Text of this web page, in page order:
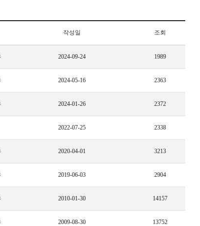
작성일 조회
2024-09-24 1989
2024-05-16 2363
2024-01-26 2372
2022-07-25 2338
2020-04-01 3213
2019-06-03 2904
2010-01-30 14157
2009-08-30 13752